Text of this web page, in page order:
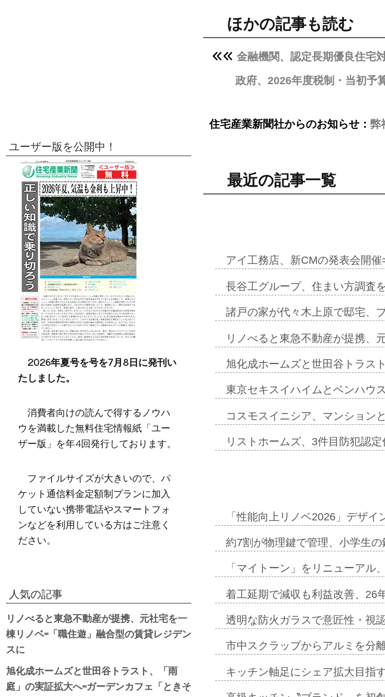
ほかの記事も読む
金融機関、認定長期優良住宅
政府、2026年度税制・当初予
住宅産業新聞社からのお知らせ： 弊
最近の記事一覧
アイ工務店、新CMの発表会開
長谷工グループ、住まい方調査
諸戸の家が代々木上原で邸宅、
リノべると東急不動産が提携、
旭化成ホームズと世田谷トラス
東京セキスイハイムとベンハウ
コスモスイニシア、マンション
リストホームズ、3件目防犯認
「性能向上リノベ2026」デザイ
約7割が物理鍵で管理、小学生
「マイトーン」をリニューア
着工延期で減収も利益改善、
透明な防火ガラスで意匠性・視
市中スクラップからアルミを分
キッチン軸足にシェア拡大目指
ユーザー版を公開中！
2026年夏号を号を7月8日に発刊い
たしました。
消費者向けの読んで得するノウハ
ウを満載した無料住宅情報紙「ユー
ザー版」を年4回発行しております。
ファイルサイズが大きいので、パ
ケット通信料金定額制プランに加入
していない携帯電話やスマートフォ
ンなどを利用している方はご注意く
ださい。
人気の記事
リノべると東急不動産が提携、元社宅を一
棟リノベ=「職住遊」融合型の賃貸レジデン
スに
旭化成ホームズと世田谷トラスト、「雨
庭」の実証拡大へ=ガーデンカフェ「ときそ